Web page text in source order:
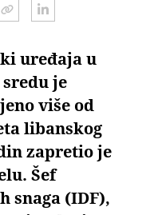
uređaja u
je
više od
libanskog
zapretio je
Šef
snaga (IDF),